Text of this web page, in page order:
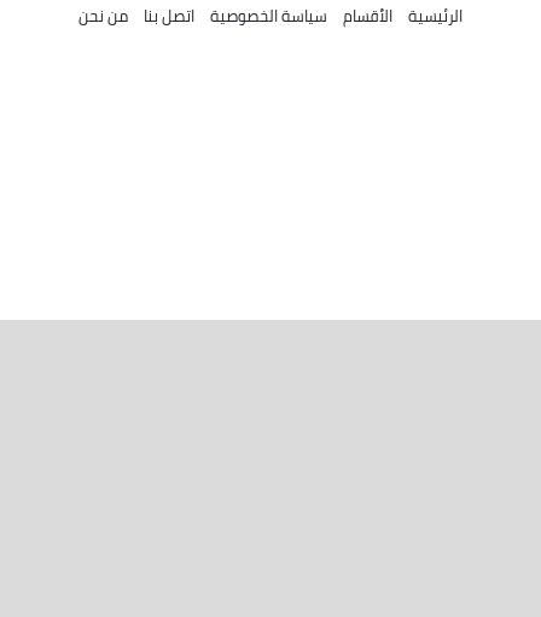
الرئيسية الأقسام سياسة الخصوصية اتصل بنا من نحن